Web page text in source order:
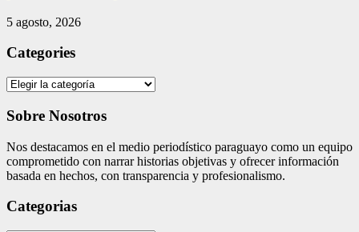
5 agosto, 2026
Categories
Categories
Sobre Nosotros
Nos destacamos en el medio periodístico paraguayo como un equipo
comprometido con narrar historias objetivas y ofrecer información
basada en hechos, con transparencia y profesionalismo.
Categorias